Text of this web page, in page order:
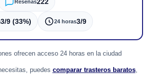
Reseñas
3/9 (33%) 24 horas3/9
ofrecen acceso 24 horas en la ciudad
puedes comparar trasteros baratos,